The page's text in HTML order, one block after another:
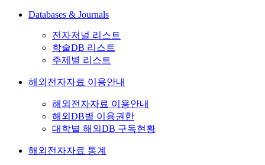
Databases & Journals
전자저널 리스트
학술DB 리스트
주제별 리스트
해외전자자료 이용안내
해외전자자료 이용안내
해외DB별 이용권한
대학별 해외DB 구독현황
해외전자자료 통계